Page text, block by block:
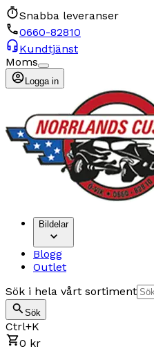
Snabba leveranser
0660-82810
Kundtjänst
Moms
Logga in
Bildelar
Blogg
Outlet
Sök i hela vårt sortiment
Sök
Ctrl+K
0 kr